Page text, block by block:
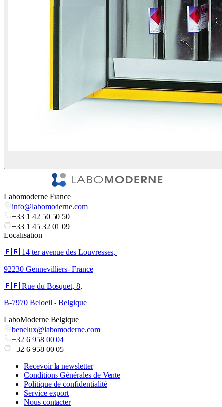
Labomoderne France
info@labomoderne.com
+33 1 42 50 50 50
+33 1 45 32 01 09
Localisation
🇫🇷 ​14 ter avenue des Louvresses,
92230 Gennevilliers- France
🇧🇪 Rue du Bosquet, 8,
B-7970 Beloeil - Belgique
LaboModerne Belgique
benelux@labomoderne.com
+32 6 958 00 04
+32 6 958 00 05
Recevoir la newsletter
Conditions Générales de Vente
Politique de confidentialité
Service export
Nous contacter